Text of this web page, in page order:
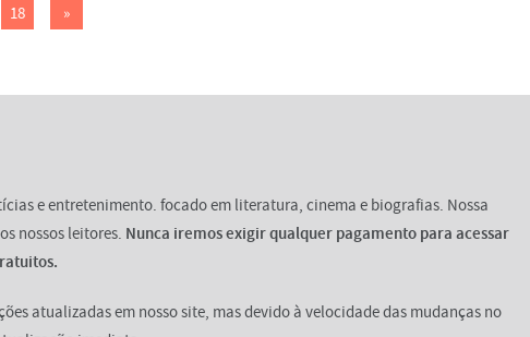
18 »
e entretenimento. focado em literatura, cinema e biografias. Nossa
nossos leitores. Nunca iremos exigir qualquer pagamento para acessar
atualizadas em nosso site, mas devido à velocidade das mudanças no